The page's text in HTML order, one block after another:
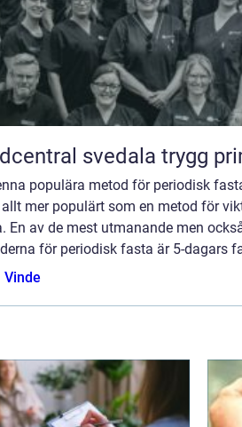
Vårdcentral
populära metod för periodisk
mer populärt som en metod för
En av de mest utmanande men
för periodisk fasta är 5-dagars
Vinde